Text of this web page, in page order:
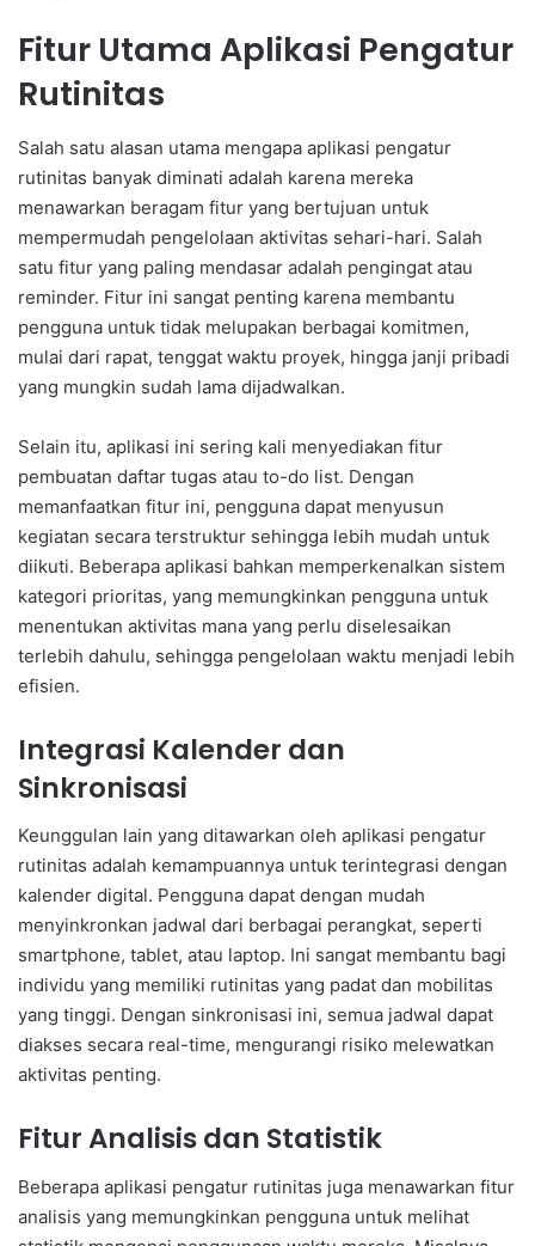
Fitur Utama Aplikasi Pengatur
Rutinitas
Salah satu alasan utama mengapa aplikasi pengatur
rutinitas banyak diminati adalah karena mereka
menawarkan beragam fitur yang bertujuan untuk
mempermudah pengelolaan aktivitas sehari-hari. Salah
satu fitur yang paling mendasar adalah pengingat atau
reminder. Fitur ini sangat penting karena membantu
pengguna untuk tidak melupakan berbagai komitmen,
mulai dari rapat, tenggat waktu proyek, hingga janji pribadi
yang mungkin sudah lama dijadwalkan.
Selain itu, aplikasi ini sering kali menyediakan fitur
pembuatan daftar tugas atau to-do list. Dengan
memanfaatkan fitur ini, pengguna dapat menyusun
kegiatan secara terstruktur sehingga lebih mudah untuk
diikuti. Beberapa aplikasi bahkan memperkenalkan sistem
kategori prioritas, yang memungkinkan pengguna untuk
menentukan aktivitas mana yang perlu diselesaikan
terlebih dahulu, sehingga pengelolaan waktu menjadi lebih
efisien.
Integrasi Kalender dan
Sinkronisasi
Keunggulan lain yang ditawarkan oleh aplikasi pengatur
rutinitas adalah kemampuannya untuk terintegrasi dengan
kalender digital. Pengguna dapat dengan mudah
menyinkronkan jadwal dari berbagai perangkat, seperti
smartphone, tablet, atau laptop. Ini sangat membantu bagi
individu yang memiliki rutinitas yang padat dan mobilitas
yang tinggi. Dengan sinkronisasi ini, semua jadwal dapat
diakses secara real-time, mengurangi risiko melewatkan
aktivitas penting.
Fitur Analisis dan Statistik
Beberapa aplikasi pengatur rutinitas juga menawarkan fitur
analisis yang memungkinkan pengguna untuk melihat